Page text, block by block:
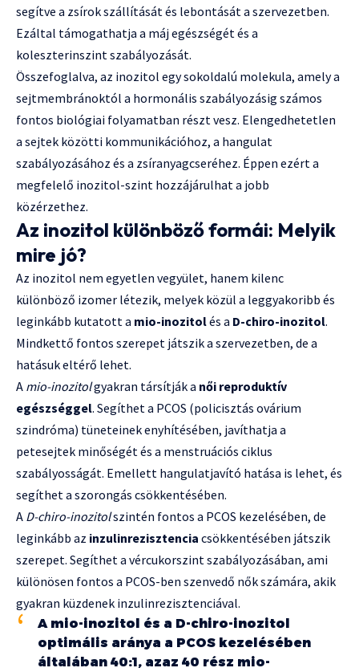
segítve a zsírok szállítását és lebontását a szervezetben.
Ezáltal támogathatja a máj egészségét és a
koleszterinszint szabályozását.
Összefoglalva, az inozitol egy sokoldalú molekula, amely a
sejtmembránoktól a hormonális szabályozásig számos
fontos biológiai folyamatban részt vesz. Elengedhetetlen
a sejtek közötti kommunikációhoz, a hangulat
szabályozásához és a zsíranyagcseréhez. Éppen ezért a
megfelelő inozitol-szint hozzájárulhat a jobb
közérzethez.
Az inozitol különböző formái: Melyik
mire jó?
Az inozitol nem egyetlen vegyület, hanem kilenc
különböző izomer létezik, melyek közül a leggyakoribb és
leginkább kutatott a mio-inozitolés a D-chiro-inozitol.
Mindkettő fontos szerepet játszik a szervezetben, de a
hatásuk eltérő lehet.
A mio-inozitolgyakran társítják a női reproduktív
egészséggel. Segíthet a PCOS (policisztás ovárium
szindróma) tüneteinek enyhítésében, javíthatja a
petesejtek minőségét és a menstruációs ciklus
szabályosságát. Emellett hangulatjavító hatása is lehet, és
segíthet a szorongás csökkentésében.
A D-chiro-inozitolszintén fontos a PCOS kezelésében, de
leginkább az inzulinrezisztencia csökkentésében játszik
szerepet. Segíthet a vércukorszint szabályozásában, ami
különösen fontos a PCOS-ben szenvedő nők számára, akik
gyakran küzdenek inzulinrezisztenciával.
A mio-inozitol és a D-chiro-inozitol
optimális aránya a PCOS kezelésében
általában 40:1, azaz 40 rész mio-